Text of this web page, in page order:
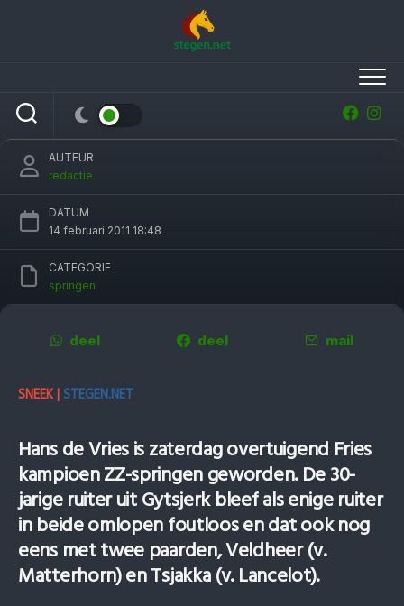
Hans de Vries in Friesland op eenzame hoogte
AUTEUR
redactie
DATUM
14 februari 2011 18:48
CATEGORIE
springen
deel deel mail
SNEEK | STEGEN.NET
Hans de Vries is zaterdag overtuigend Fries
kampioen ZZ-springen geworden. De 30-
jarige ruiter uit Gytsjerk bleef als enige ruiter
in beide omlopen foutloos en dat ook nog
eens met twee paarden, Veldheer (v.
Matterhorn) en Tsjakka (v. Lancelot).